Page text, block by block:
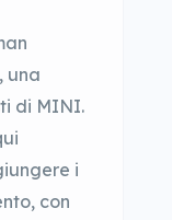
una
di MINI.
i
con